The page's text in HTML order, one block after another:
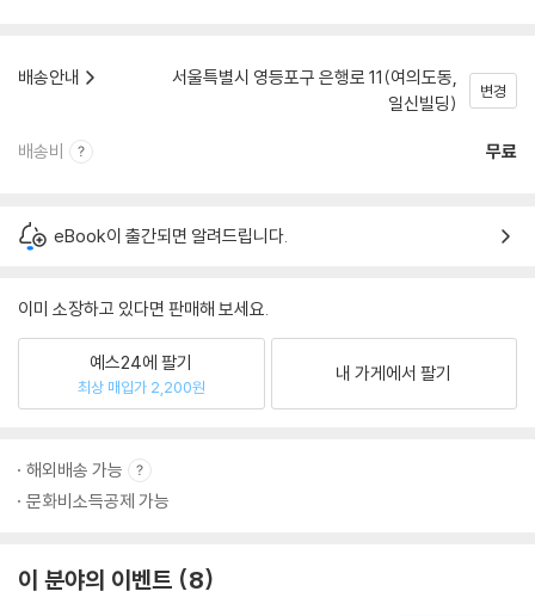
배송안내
서울특별시 영등포구 은행로 11(여의도동,
일신빌딩)
변경
배송비 무료
eBook이 출간되면 알려드립니다.
이미 소장하고 있다면 판매해 보세요.
예스24에 팔기
최상 매입가 2,200원
내 가게에서 팔기
해외배송 가능
문화비소득공제 가능
이 분야의 이벤트 8